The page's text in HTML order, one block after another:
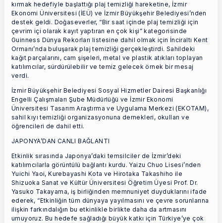
kırmak hedefiyle başlattığı plaj temizliği hareketine, İzmir
Ekonomi Üniversitesi (İEÜ) ve İzmir Büyükşehir Belediyesi’nden
destek geldi. Doğaseverler, “Bir saat içinde plaj temizliği için
çevrim içi olarak kayıt yaptıran en çok kişi” kategorisinde
Guinness Dünya Rekorları listesine dahil olmak için İnciraltı Kent
Ormanı’nda buluşarak plaj temizliği gerçekleştirdi. Sahildeki
kağıt parçalarını, cam şişeleri, metal ve plastik atıkları toplayan
katılımcılar, sürdürülebilir ve temiz gelecek örnek bir mesaj
verdi.
İzmir Büyükşehir Belediyesi Sosyal Hizmetler Dairesi Başkanlığı
Engelli Çalışmaları Şube Müdürlüğü ve İzmir Ekonomi
Üniversitesi Tasarım Araştırma ve Uygulama Merkezi (EKOTAM),
sahil kıyı temizliği organizasyonuna dernekleri, okulları ve
öğrencileri de dahil etti.
JAPONYA’DAN CANLI BAĞLANTI
Etkinlik sırasında Japonya’daki temsilciler de İzmir’deki
katılımcılarla görüntülü bağlantı kurdu. Yaizu Chuo Lisesi’nden
Yuichi Yaoi, Kurebayashi Kota ve Hirotaka Takashiho ile
Shizuoka Sanat ve Kültür Üniversitesi Öğretim Üyesi Prof. Dr.
Yasuko Takayama, iş birliğinden memnuniyet duyduklarını ifade
ederek, “Etkinliğin tüm dünyaya yayılmasını ve çevre sorunlarına
ilişkin farkındalığın bu etkinlikle birlikte daha da artmasını
umuyoruz. Bu hedefe sağladığı büyük katkı için Türkiye’ye çok